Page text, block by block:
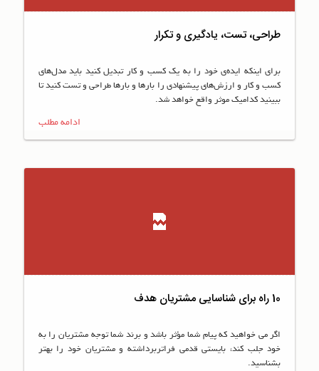
طراحی، تست، يادگيری و تكرار
برای اينكه ايده‌ی خود را به يك كسب و كار تبديل كنيد بايد مدل‌های
كسب و كار و ارزش‌های پيشنهادی را بارها و بارها طراحی و تست كنيد تا
ببينيد كدامیک موثر واقع خواهد شد.
ادامه مطلب
10 راه برای شناسایی مشتریان هدف
اگر می خواهید که پیام شما مؤثر باشد و برند شما توجه مشتریان را به
خود جلب کند، بایستی قدمی فراتربرداشته و مشتریان خود را بهتر
بشناسید.